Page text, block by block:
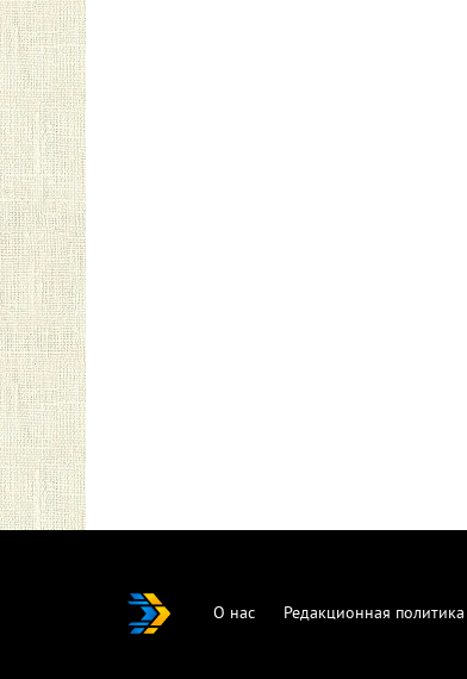
О нас Редакционная политика